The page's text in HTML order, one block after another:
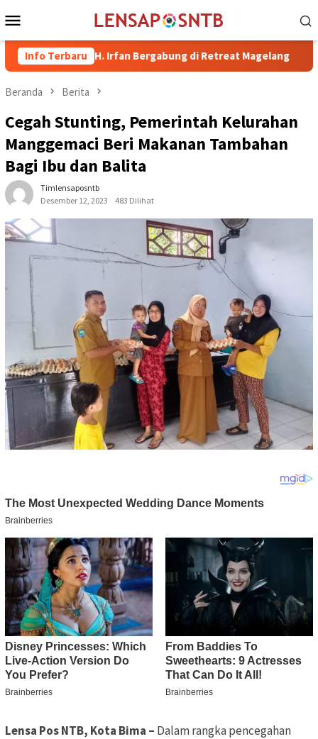
ke
Mobile
Info Terbaru
dr. H. Irfan Bergabung di Retreat Magelang Rutan
Beranda Berita
Cegah Stunting, Pemerintah Kelurahan
Manggemaci Beri Makanan Tambahan
Bagi Ibu dan Balita
Timlensaposntb
Desember 12, 2023
483 Dilihat
Lensa Pos NTB, Kota Bima – Dalam rangka pencegahan